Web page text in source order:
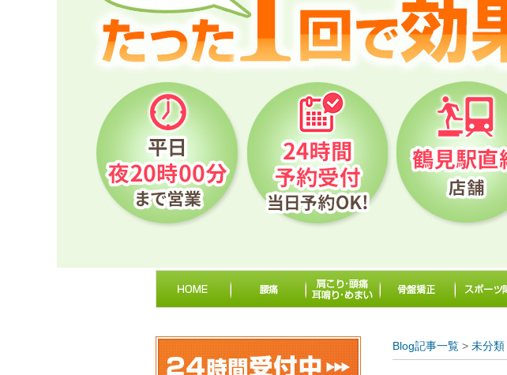
Blog記事一覧 > 未分類